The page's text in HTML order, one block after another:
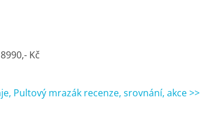
Kč
Pultový mrazák recenze, srovnání, akce >>